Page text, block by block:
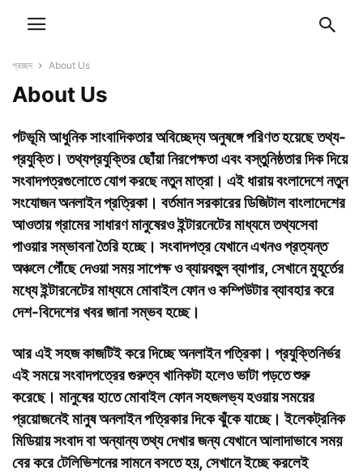
প্রচ্ছদ About Us
About Us
পটভূমিআধুনিক সাংবাদিকতার অবিচ্ছেদ্য অনুষঙ্গে পরিণত হয়েছে তথ্য-
প্রযুক্তি। তথ্যপ্রযুক্তির ছোঁয়া নিরপেক্ষতা এবং বস্তুনিষ্ঠতার দিক দিয়ে
সংবাদপত্রগুলোতে যোগ করছে নতুন মাত্রা। এই ধারায় বংলাদেশে নতুন
সংযোজন অনলাইন প্রত্রিকা। বর্তমান সরকারের ডিজিটাল বাংলাদেশের
আওতায় গ্রামের সাধারণ মানুষেরও ইন্টারনেটের মাধ্যমে তথ্যসেবা
পাওয়ার সম্ভাবনা তৈরি হচ্ছে। সংবাদপত্র যেখানে এখনও প্রত্যন্ত
অঞ্চলে পৌঁছে দেওয়া সময় সাপেক্ষ ও ব্যায়বহুুল ব্যাপার, সেখানে মুহূর্তের
মধ্যে ইন্টারনেটের মাধ্যমে মোবাইল ফোন ও কম্পিউটার ব্যাবহার করে
দেশ-বিদেশের খবর জানা সম্ভব হচ্ছে।
আর এই সহজ কাজটিই করে দিচ্ছে অনলাইন পত্রিকা। প্রযুক্তিনির্ভর
এই সময়ে সংবাদপত্রের গুরুত্ব খানিকটা হলেও ভাটা পড়তে শুরু
করেছে। মানুষের হাতে মোবাইল ফোন সহজলভ্য হওয়ায় সময়ের
প্রয়োজনেই মানুষ অনলাইন পত্রিকার দিকে ঝুঁকে যাচ্ছে। ইলেকট্রনিক
মিডিয়ায় সংবাদ বা অন্যান্য তথ্য দেখার জন্য যেখানে আলাদাভাবে সময়
বের করে টেলিভিশনের সামনে বসতে হয়, সেখানে ইচ্ছে করলেই